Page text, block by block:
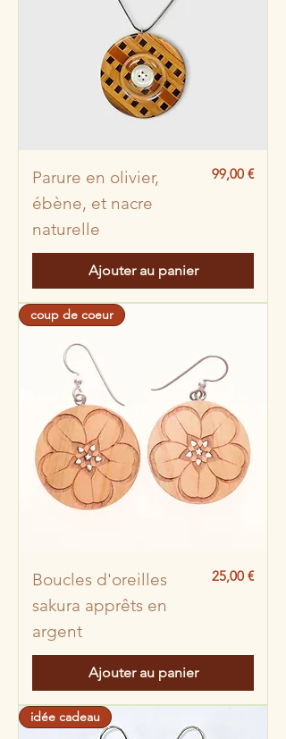
Parure en olivier,
ébène, et nacre
naturelle
Prix
99,00 €
Ajouter au panier
coup de coeur
Boucles d'oreilles
sakura apprêts en
argent
Prix
25,00 €
Ajouter au panier
idée cadeau